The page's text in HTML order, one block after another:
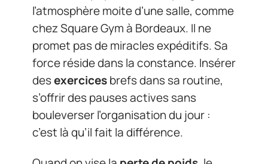
l’atmosphère moite d’une salle, comme
chez Square Gym à Bordeaux. Il ne
promet pas de miracles expéditifs. Sa
force réside dans la constance. Insérer
desexercicesbrefs dans sa routine,
s’offrir des pauses actives sans
bouleverser l’organisation du jour :
c’est là qu’il fait la différence.